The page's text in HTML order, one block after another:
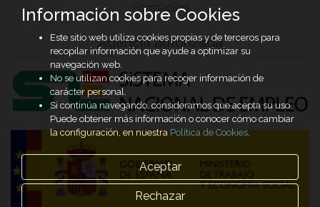
Formación
Agencia autorizada
Información sobre Cookies
Este sitio web utiliza cookies propias y de terceros para
recopilar información que ayude a optimizar su
navegación web.
No se utilizan cookies para recoger información de
carácter personal.
Si continúa navegando, consideramos que acepta su uso.
Puede obtener más información o conocer cómo cambiar
la configuración, en nuestraPolítica de Cookies.
Aceptar
Rechazar